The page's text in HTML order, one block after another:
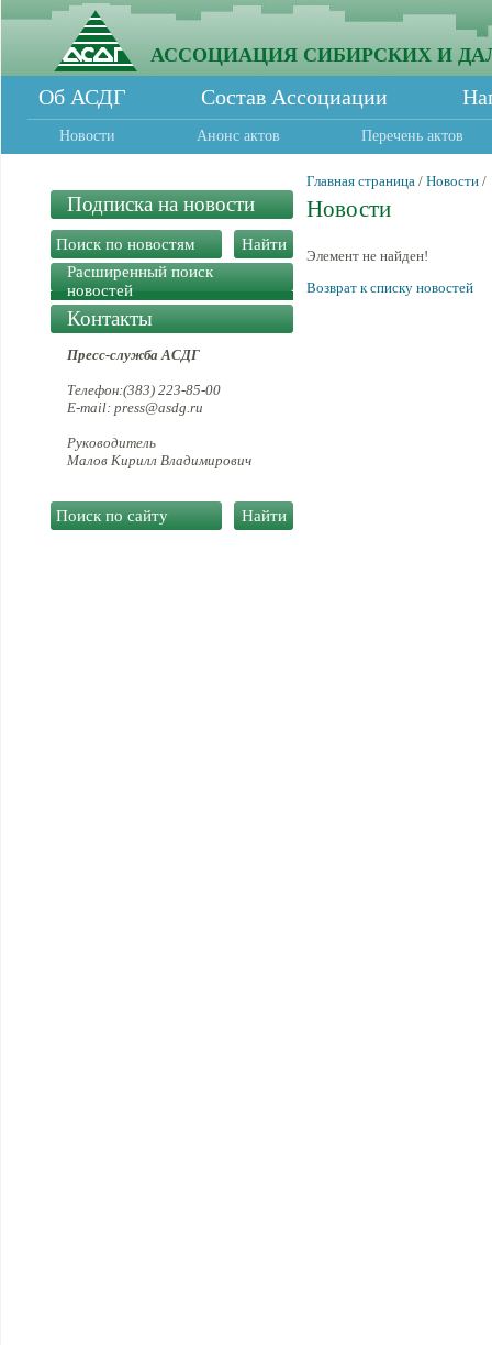
АССОЦИАЦИЯ СИБИРСКИХ И
Об АСДГ Состав Ассоциации
Новости Анонс актов Перечень актов
Подписка на новости
Расширенный поиск
новостей
Контакты
Пресс-служба АСДГ
Телефон:(383) 223-85-00
E-mail: press@asdg.ru
Руководитель
Малов Кирилл Владимирович
Главная страница / Новости /
Новости
Элемент не найден!
Возврат к списку новостей